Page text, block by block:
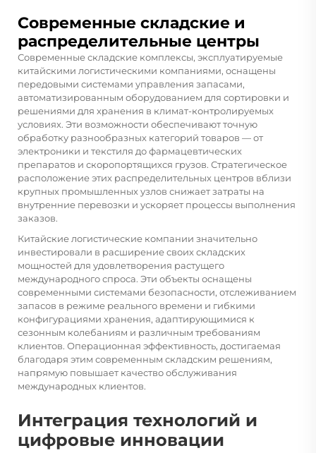
Современные складские и
распределительные центры
Современные складские комплексы, эксплуатируемые
китайскими логистическими компаниями, оснащены
передовыми системами управления запасами,
автоматизированным оборудованием для сортировки и
решениями для хранения в климат-контролируемых
условиях. Эти возможности обеспечивают точную
обработку разнообразных категорий товаров — от
электроники и текстиля до фармацевтических
препаратов и скоропортящихся грузов. Стратегическое
расположение этих распределительных центров вблизи
крупных промышленных узлов снижает затраты на
внутренние перевозки и ускоряет процессы выполнения
заказов.
Китайские логистические компании значительно
инвестировали в расширение своих складских
мощностей для удовлетворения растущего
международного спроса. Эти объекты оснащены
современными системами безопасности, отслеживанием
запасов в режиме реального времени и гибкими
конфигурациями хранения, адаптирующимися к
сезонным колебаниям и различным требованиям
клиентов. Операционная эффективность, достигаемая
благодаря этим современным складским решениям,
напрямую повышает качество обслуживания
международных клиентов.
Интеграция технологий и
цифровые инновации